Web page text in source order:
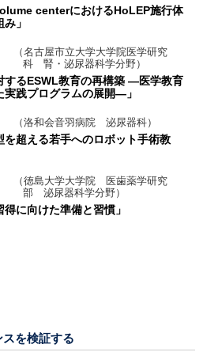
centerにおけるHoLEP施行体
」
（名古屋市立大学大学院医学研究
科 腎・泌尿器科学分野）
するESWL教育の再構築 ―医学教育
実践プログラムの展開―」
（洛和会音羽病院 泌尿器科）
を超える若手へのロボット手術教
（徳島大学大学院 医歯薬学研究
部 泌尿器科学分野）
得に向けた準備と習慣」
を検証する